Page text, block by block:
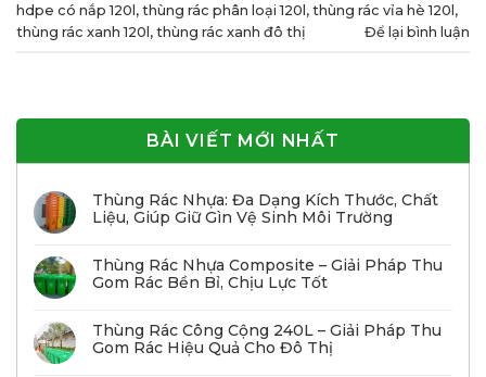
hdpe có nắp 120l , thùng rác phân loại 120l , thùng rác vỉa hè 120l ,
thùng rác xanh 120l , thùng rác xanh đô thị Để lại bình luận
BÀI VIẾT MỚI NHẤT
Thùng Rác Nhựa: Đa Dạng Kích Thước, Chất
Liệu, Giúp Giữ Gìn Vệ Sinh Môi Trường
Thùng Rác Nhựa Composite – Giải Pháp Thu
Gom Rác Bền Bỉ, Chịu Lực Tốt
Thùng Rác Công Cộng 240L – Giải Pháp Thu
Gom Rác Hiệu Quả Cho Đô Thị